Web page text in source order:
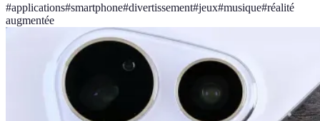
#applications#smartphone#divertissement#jeux#musique#réalité
augmentée